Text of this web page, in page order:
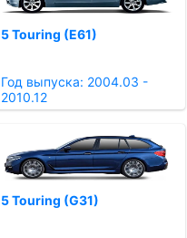
5 Touring (E61)
Год выпуска: 2004.03 -
2010.12
5 Touring (G31)